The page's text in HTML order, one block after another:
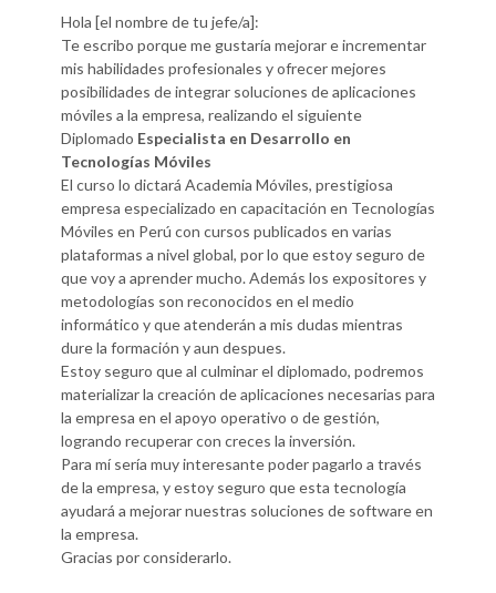
Hola [el nombre de tu jefe/a]:
Te escribo porque me gustaría mejorar e incrementar
mis habilidades profesionales y ofrecer mejores
posibilidades de integrar soluciones de aplicaciones
móviles a la empresa, realizando el siguiente
Diplomado Especialista en Desarrollo en
Tecnologías Móviles
El curso lo dictará Academia Móviles, prestigiosa
empresa especializado en capacitación en Tecnologías
Móviles en Perú con cursos publicados en varias
plataformas a nivel global, por lo que estoy seguro de
que voy a aprender mucho. Además los expositores y
metodologías son reconocidos en el medio
informático y que atenderán a mis dudas mientras
dure la formación y aun despues.
Estoy seguro que al culminar el diplomado, podremos
materializar la creación de aplicaciones necesarias para
la empresa en el apoyo operativo o de gestión,
logrando recuperar con creces la inversión.
Para mí sería muy interesante poder pagarlo a través
de la empresa, y estoy seguro que esta tecnología
ayudará a mejorar nuestras soluciones de software en
la empresa.
Gracias por considerarlo.